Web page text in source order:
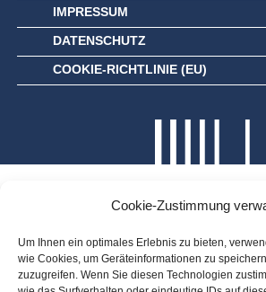
Cookie-Zustimmung
Um Ihnen ein optimales Erlebnis zu bieten,
wie Cookies, um Geräteinformationen zu
zuzugreifen. Wenn Sie diesen Technologien
IMPRESSUM
DATENSCHUTZ
COOKIE-RICHTLINIE (EU)